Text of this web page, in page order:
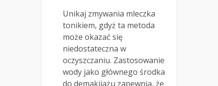
Unikaj zmywania mleczka
tonikiem, gdyż ta metoda
może okazać się
niedostateczna w
oczyszczaniu. Zastosowanie
wody jako głównego środka
do demakijażu zapewnia, że